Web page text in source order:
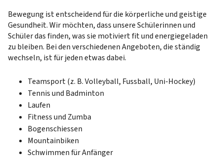
Bewegung ist entscheidend für die körperliche und geistige
Gesundheit. Wir möchten, dass unsere Schülerinnen und
Schüler das finden, was sie motiviert fit und energiegeladen
zu bleiben. Bei den verschiedenen Angeboten, die ständig
wechseln, ist für jeden etwas dabei.
Teamsport (z. B. Volleyball, Fussball, Uni-Hockey)
Tennis und Badminton
Laufen
Fitness und Zumba
Bogenschiessen
Mountainbiken
Schwimmen für Anfänger